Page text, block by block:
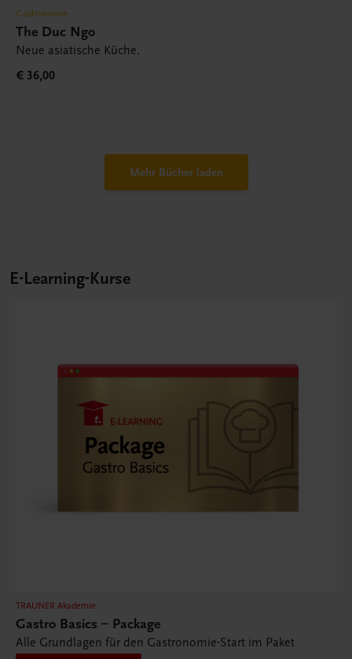
Gastronomie
The Duc Ngo
Neue asiatische Küche.
€ 36,00
Mehr Bücher laden
E-Learning-Kurse
TRAUNER Akademie
Gastro Basics – Package
Alle Grundlagen für den Gastronomie-Start im Paket